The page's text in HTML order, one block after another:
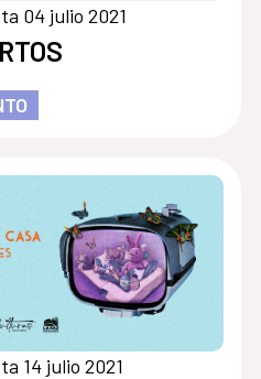
04 julio 2021
14 julio 2021